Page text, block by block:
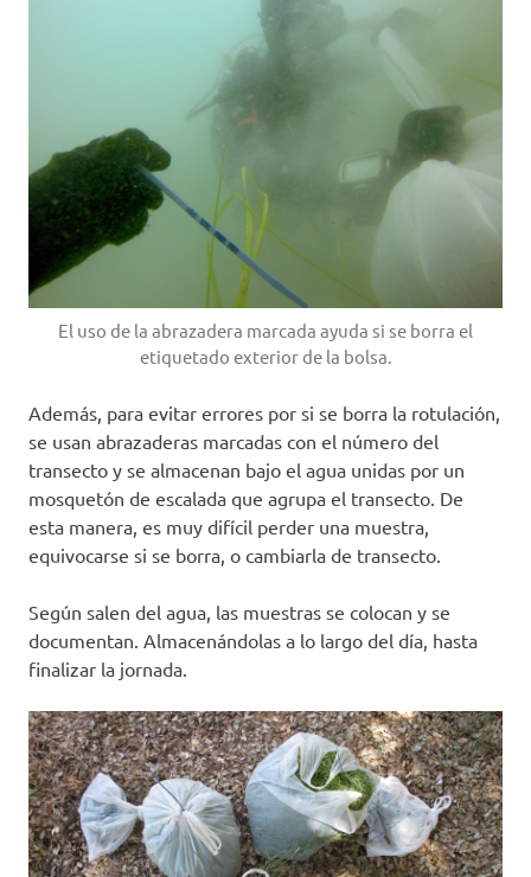
El uso de la abrazadera marcada ayuda si se borra el
etiquetado exterior de la bolsa.
Además, para evitar errores por si se borra la rotulación,
se usan abrazaderas marcadas con el número del
transecto y se almacenan bajo el agua unidas por un
mosquetón de escalada que agrupa el transecto. De
esta manera, es muy difícil perder una muestra,
equivocarse si se borra, o cambiarla de transecto.
Según salen del agua, las muestras se colocan y se
documentan. Almacenándolas a lo largo del día, hasta
finalizar la jornada.